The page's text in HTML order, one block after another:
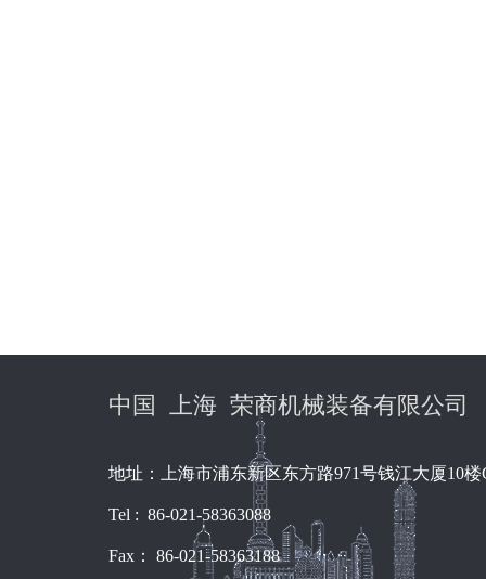
中国 上海 荣商机械装备有限公司
地址：上海市浦东新区东方路971号钱江大厦10楼
Tel : 86-021-58363088
Fax： 86-021-58363188